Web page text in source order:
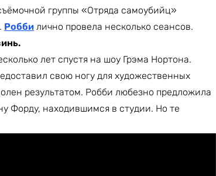
группы «Отряда самоубийц»
Робби лично провела несколько сеансов.
лет спустя на шоу Грэма Нортона.
свою ногу для художественных
результатом. Робби любезно предложила
Форду, находившимся в студии. Но те